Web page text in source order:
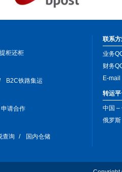
提柜还柜
B2C铁路集运
申请合作
查询 国内仓储
联系
业务
财务
E-
转运
中国 –
俄罗